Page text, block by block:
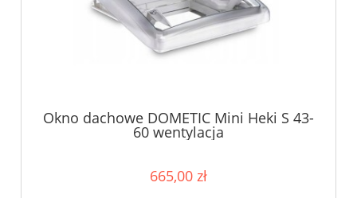
Okno dachowe DOMETIC Mini Heki S 43-
60 wentylacja
665,00 zł